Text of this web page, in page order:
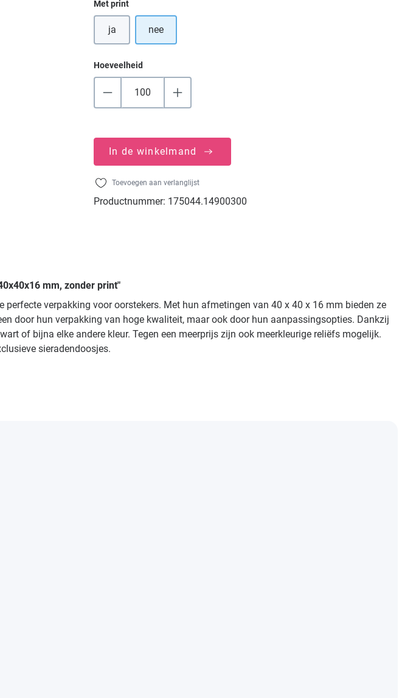
Selecteer
Met print
ja nee
Hoeveelheid
In de winkelmand
Toevoegen aan verlanglijst
Productnummer: 175044.14900300
mm, zonder print"
verpakking voor oorstekers. Met hun afmetingen van 40 x 40 x 16 mm bieden ze
door hun verpakking van hoge kwaliteit, maar ook door hun aanpassingsopties. Dankzij
of bijna elke andere kleur. Tegen een meerprijs zijn ook meerkleurige reliëfs mogelijk.
sieradendoosjes.